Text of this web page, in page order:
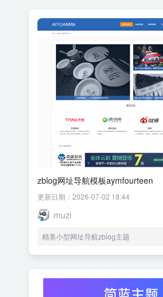
zblog网址导航模板aymfourteen
更新日期：2026-07-02 18:44
muzi
精美小型网址导航zblog主题